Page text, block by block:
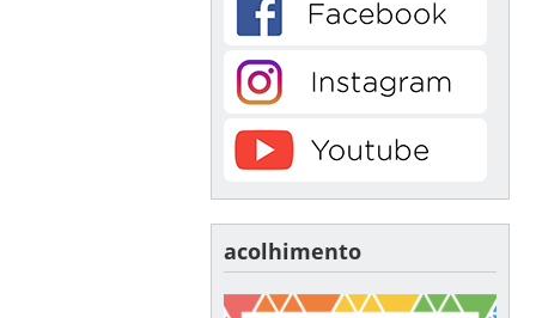
acolhimento